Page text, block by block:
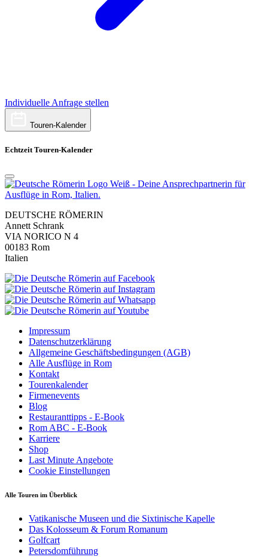
Individuelle Anfrage stellen
Touren-Kalender
Echtzeit Touren-Kalender
DEUTSCHE RÖMERIN
Annett Schrank
VIA NORICO N 4
00183 Rom
Italien
Impressum
Datenschutzerklärung
Allgemeine Geschäftsbedingungen (AGB)
Alle Ausflüge in Rom
Kontakt
Tourenkalender
Firmenevents
Blog
Restauranttipps - E-Book
Rom ABC - E-Book
Karriere
Shop
Last Minute Angebote
Cookie Einstellungen
Alle Touren im Überblick
Vatikanische Museen und die Sixtinische Kapelle
Das Kolosseum & Forum Romanum
Golfcart
Petersdomführung